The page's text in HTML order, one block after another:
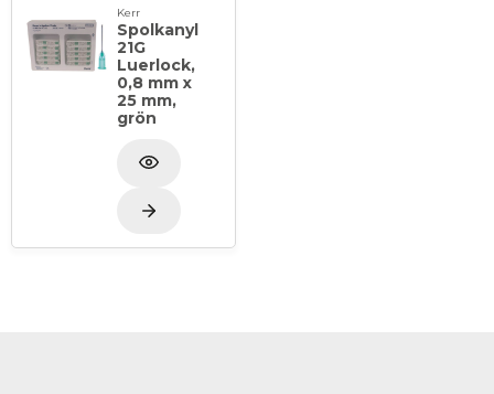
Kerr
Spolkanyl
21G
Luerlock,
0,8 mm x
25 mm,
grön